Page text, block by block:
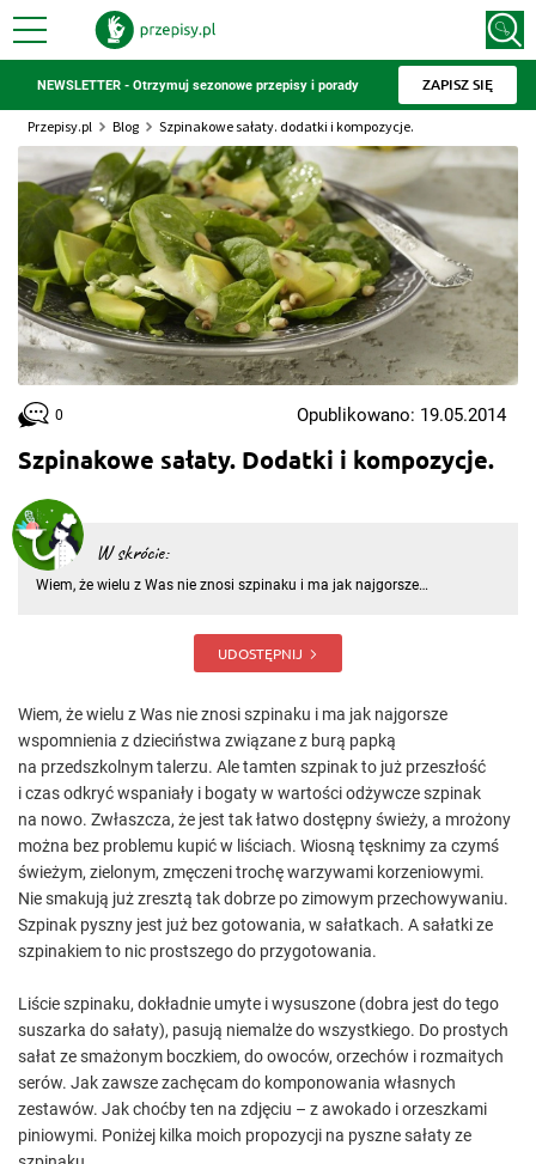
NEWSLETTER - Otrzymuj sezonowe przepisy i porady ZAPISZ SIĘ
Przepisy.pl Blog Szpinakowe sałaty. dodatki i kompozycje.
Szpinakowe sałaty. Dodatki i kompozycje.
W skrócie:
Wiem, że wielu z Was nie znosi szpinaku i ma jak najgorsze
bogaty w wartości odżywcze szpinak na nowo. Zwłaszcza, że j
UDOSTĘPNIJ
0 Opublikowano: 19.05.2014
Wiem, że wielu z Was nie znosi szpinaku i ma jak najgorsze
wspomnienia z dzieciństwa związane z burą papką
na przedszkolnym talerzu. Ale tamten szpinak to już przeszłość
i czas odkryć wspaniały i bogaty w wartości odżywcze szpinak
na nowo. Zwłaszcza, że jest tak łatwo dostępny świeży, a mrożony
można bez problemu kupić w liściach. Wiosną tęsknimy za czymś
świeżym, zielonym, zmęczeni trochę warzywami korzeniowymi.
Nie smakują już zresztą tak dobrze po zimowym przechowywaniu.
Szpinak pyszny jest już bez gotowania, w sałatkach. A sałatki ze
szpinakiem to nic prostszego do przygotowania.
Liście szpinaku, dokładnie umyte i wysuszone (dobra jest do tego
suszarka do sałaty), pasują niemalże do wszystkiego. Do prostych
sałat ze smażonym boczkiem, do owoców, orzechów i rozmaitych
serów. Jak zawsze zachęcam do komponowania własnych
zestawów. Jak choćby ten na zdjęciu – z awokado i orzeszkami
piniowymi. Poniżej kilka moich propozycji na pyszne sałaty ze